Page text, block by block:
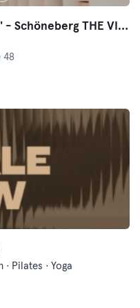
CASA FLOW STUDIOS "MATTE" - Schöneberg THE VIEW
48
Pilates · Yoga